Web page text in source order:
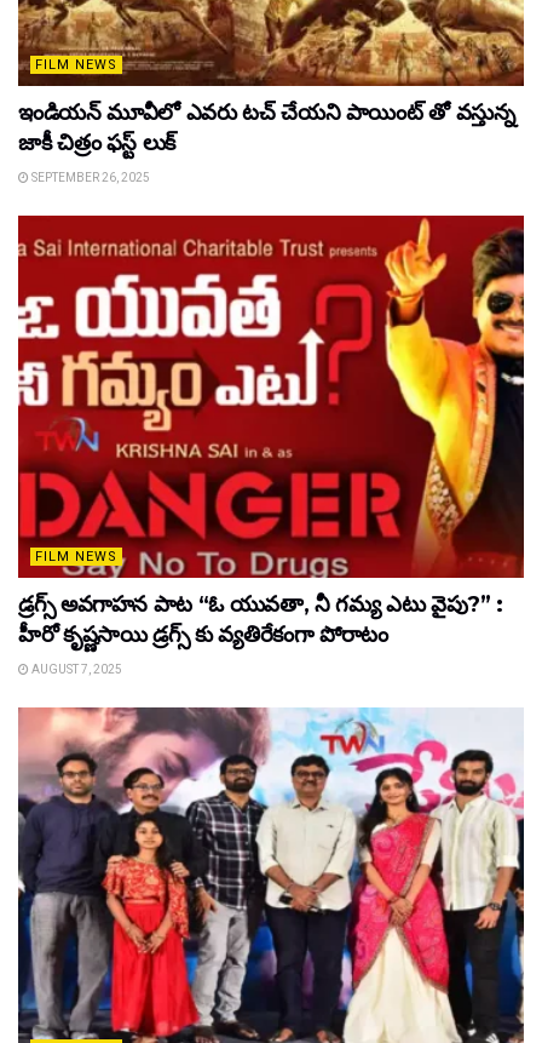
FILM NEWS
ఇండియన్ మూవీలో ఎవరు టచ్ చేయని పాయింట్ తో వస్తున్న
జాకీ చిత్రం ఫస్ట్ లుక్
SEPTEMBER 26, 2025
FILM NEWS
డ్రగ్స్ అవగాహన పాట “ఓ యువతా, నీ గమ్య ఎటు వైపు?” :
హీరో కృష్ణసాయి డ్రగ్స్ కు వ్యతిరేకంగా పోరాటం
AUGUST 7, 2025